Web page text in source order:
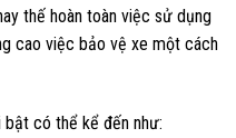
thế hoàn toàn việc sử dụng
cao việc bảo vệ xe một cách
có thể kể đến như: